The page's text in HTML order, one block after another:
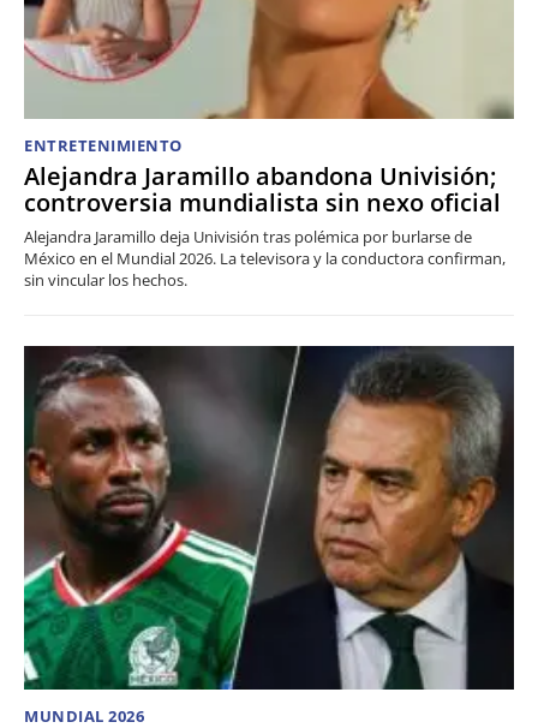
ENTRETENIMIENTO
Alejandra Jaramillo abandona Univisión;
controversia mundialista sin nexo oficial
Alejandra Jaramillo deja Univisión tras polémica por burlarse de
México en el Mundial 2026. La televisora y la conductora confirman,
sin vincular los hechos.
MUNDIAL 2026